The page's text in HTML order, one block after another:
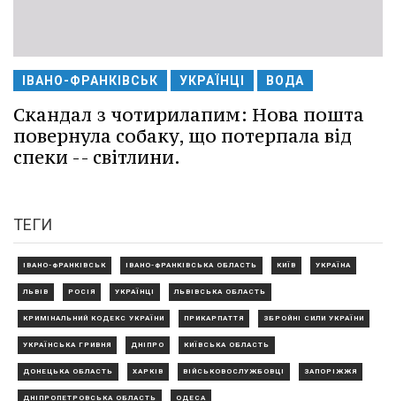
ІВАНО-ФРАНКІВСЬК УКРАЇНЦІ ВОДА
Скандал з чотирилапим: Нова пошта
повернула собаку, що потерпала від
спеки -- світлини.
ТЕГИ
ІВАНО-ФРАНКІВСЬК ІВАНО-ФРАНКІВСЬКА ОБЛАСТЬ КИЇВ УКРАЇНА
ЛЬВІВ РОСІЯ УКРАЇНЦІ ЛЬВІВСЬКА ОБЛАСТЬ
КРИМІНАЛЬНИЙ КОДЕКС УКРАЇНИ ПРИКАРПАТТЯ ЗБРОЙНІ СИЛИ УКРАЇНИ
УКРАЇНСЬКА ГРИВНЯ ДНІПРО КИЇВСЬКА ОБЛАСТЬ
ДОНЕЦЬКА ОБЛАСТЬ ХАРКІВ ВІЙСЬКОВОСЛУЖБОВЦІ ЗАПОРІЖЖЯ
ДНІПРОПЕТРОВСЬКА ОБЛАСТЬ ОДЕСА